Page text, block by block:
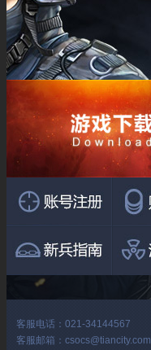
客服电话：021-34144567
客服邮箱：csocs@tiancity.com